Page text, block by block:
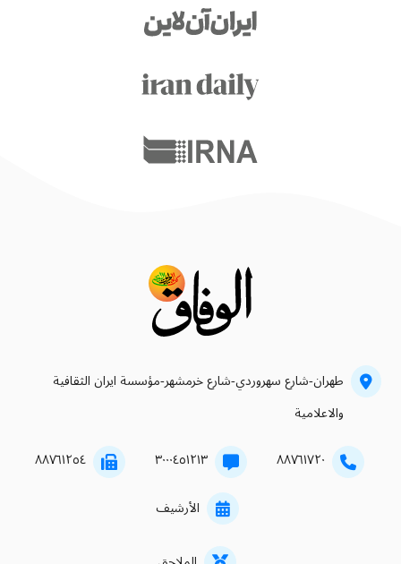
طهران-شارع سهروردي-شارع خرمشهر-مؤسسة ايران الثقافية
والاعلامية
۸۸۷٦۱۷۲۰ ۳۰۰۰٤٥۱۲۱۳ ۸۸۷٦۱۲٥٤
الأرشيف